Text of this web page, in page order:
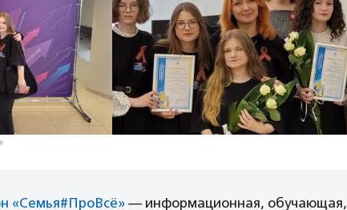
«Семья#ПроВсё» — информационная, обучающая,